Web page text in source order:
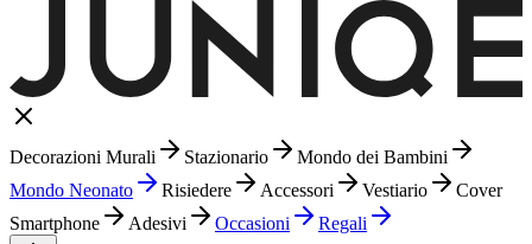
Decorazioni Murali Stazionario
Mondo dei Bambini
Mondo Neonato
Risiedere Accessori Vestiario
Cover
Smartphone
Adesivi Occasioni Regali